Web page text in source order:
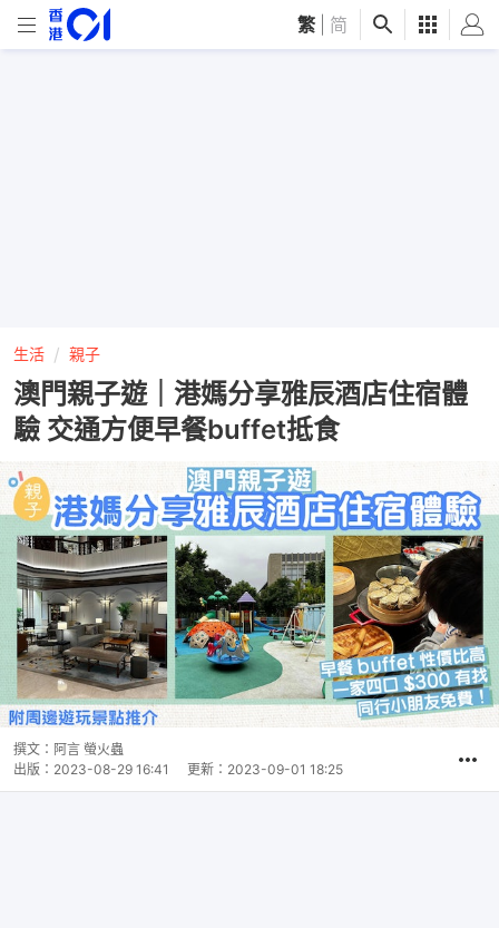
繁 简
生活 親子
澳門親子遊｜港媽分享雅辰酒店住宿體
驗 交通方便早餐buffet抵食
撰文： 阿言 螢火蟲
出版： 2023-08-29 16:41 更新： 2023-09-01 18:25